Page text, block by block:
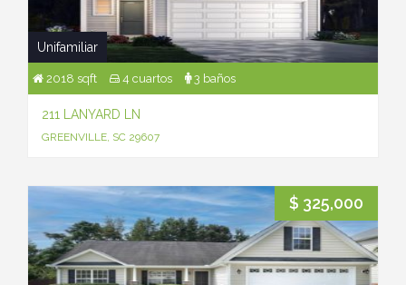
Unifamiliar
2018 sqft 4 cuartos 3 baños
211 LANYARD LN
GREENVILLE, SC 29607
$ 325,000